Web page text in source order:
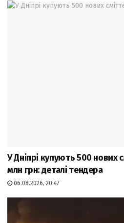
У Дніпрі купують 500 нових
млн грн: деталі тендера
06.08.2026, 20:47